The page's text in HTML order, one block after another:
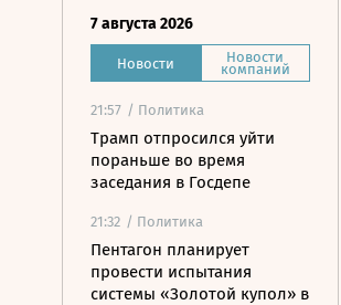
7 августа 2026
Новости Новости
компаний
21:57 / Политика
Трамп отпросился уйти
пораньше во время
заседания в Госдепе
21:32 / Политика
Пентагон планирует
провести испытания
системы «Золотой купол» в